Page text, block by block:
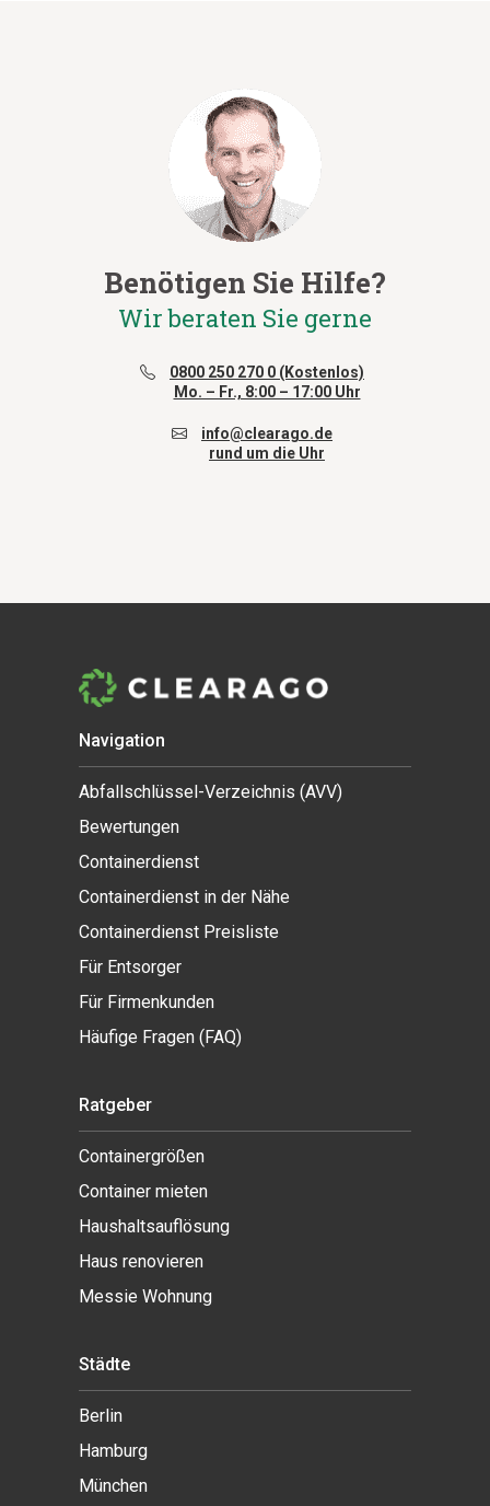
Benötigen Sie Hilfe?
Wir beraten Sie gerne
0800 250 270 0 (Kostenlos)
Mo. – Fr., 8:00 – 17:00 Uhr
info@clearago.de
rund um die Uhr
Navigation
Abfallschlüssel-Verzeichnis (AVV)
Bewertungen
Containerdienst
Containerdienst in der Nähe
Containerdienst Preisliste
Für Entsorger
Für Firmenkunden
Häufige Fragen (FAQ)
Ratgeber
Containergrößen
Container mieten
Haushaltsauflösung
Haus renovieren
Messie Wohnung
Städte
Berlin
Hamburg
München